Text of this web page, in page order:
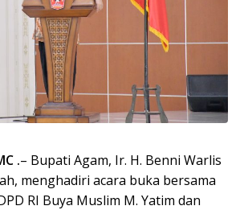
.– Bupati Agam, Ir. H. Benni Warlis
menghadiri acara buka bersama
RI Buya Muslim M. Yatim dan